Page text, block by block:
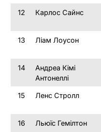
12 Карлос Сайнс
13 Ліам Лоусон
14
Андреа Кімі
Антонеллі
15 Ленс Стролл
16 Льюїс Гемілтон